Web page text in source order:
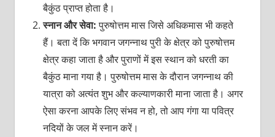
बैकुंठ प्राप्त होता है।
स्नान और सेवा:पुरुषोत्तम मास जिसे अधिकमास भी कहते
हैं। बता दें कि भगवान जगन्नाथ पुरी के क्षेत्र को पुरुषोत्तम
क्षेत्र कहा जाता है और पुराणों में इस स्थान को धरती का
बैकुंठ माना गया है। पुरुषोत्तम मास के दौरान जगन्नाथ की
यात्रा को अत्यंत शुभ और कल्याणकारी माना जाता है। अगर
ऐसा करना आपके लिए संभव न हो, तो आप गंगा या पवित्र
नदियों के जल में स्नान करें।